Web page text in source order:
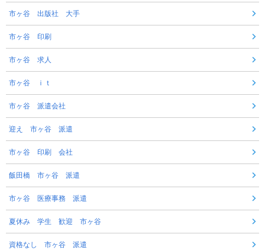
市ヶ谷 出版社 大手
市ヶ谷 印刷
市ヶ谷 求人
市ヶ谷 ｉｔ
市ヶ谷 派遣会社
迎え 市ヶ谷 派遣
市ヶ谷 印刷 会社
飯田橋 市ヶ谷 派遣
市ヶ谷 医療事務 派遣
夏休み 学生 歓迎 市ヶ谷
資格なし 市ヶ谷 派遣